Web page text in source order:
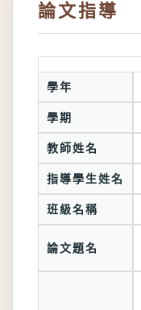
論文指導
學年
學期
教師姓名
指導學生姓名
班級名稱
論文題名